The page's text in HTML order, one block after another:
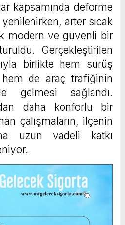
kapsamında deforme
arter sıcak
modern ve güvenli bir
Gerçekleştirilen
birlikte hem sürüş
hem de araç trafiğinin
gelmesi sağlandı.
daha konforlu bir
çalışmaların, ilçenin
uzun vadeli katkı